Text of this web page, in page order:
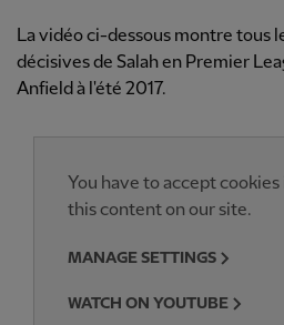
La vidéo ci-dessous montre tous
décisives de Salah en Premier
Anfield à l'été 2017.
You have to accept
this content on our site.
MANAGE SETTINGS
WATCH ON YOUTUBE